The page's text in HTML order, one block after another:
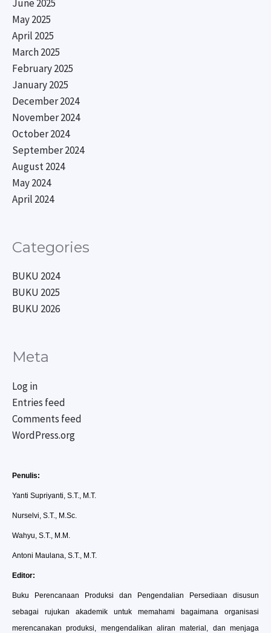
June 2025
May 2025
April 2025
March 2025
February 2025
January 2025
December 2024
November 2024
October 2024
September 2024
August 2024
May 2024
April 2024
Categories
BUKU 2024
BUKU 2025
BUKU 2026
Meta
Log in
Entries feed
Comments feed
WordPress.org
Penulis:
Yanti Supriyanti, S.T., M.T.
Nurselvi, S.T., M.Sc.
Wahyu, S.T., M.M.
Antoni Maulana, S.T., M.T.
Editor:
Buku Perencanaan Produksi dan Pengendalian Persediaan disusun
sebagai rujukan akademik untuk memahami bagaimana organisasi
merencanakan produksi, mengendalikan aliran material, dan menjaga